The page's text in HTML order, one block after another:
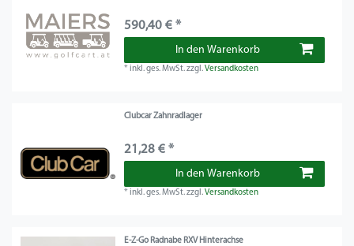
590,40 € *
In den Warenkorb
*inkl. ges. MwSt.zzgl.Versandkosten
Clubcar Zahnradlager
21,28 € *
In den Warenkorb
*inkl. ges. MwSt.zzgl.Versandkosten
E-Z-Go Radnabe RXV Hinterachse